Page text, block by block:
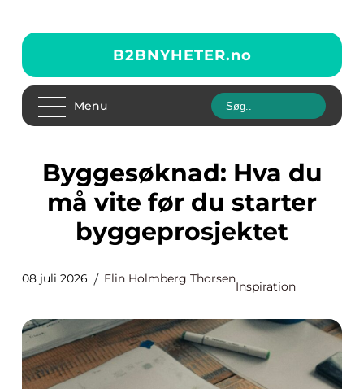
B2BNYHETER.no
Menu
Byggesøknad: Hva du
må vite før du starter
byggeprosjektet
08 juli 2026 Elin Holmberg Thorsen
Inspiration